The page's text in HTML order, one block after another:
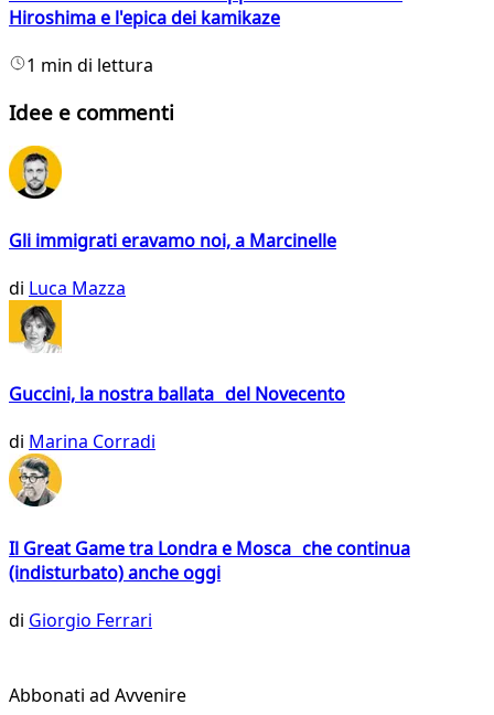
Hiroshima e l'epica dei kamikaze
1 min di lettura
Idee e commenti
Gli immigrati eravamo noi, a Marcinelle
di Luca Mazza
Guccini, la nostra ballata del Novecento
di Marina Corradi
Il Great Game tra Londra e Mosca che continua
(indisturbato) anche oggi
di Giorgio Ferrari
Abbonati ad Avvenire